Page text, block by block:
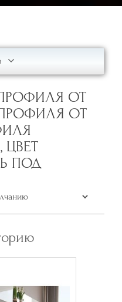
ОТ
ОТ
ЦВЕТ
ПОД